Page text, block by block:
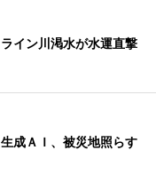
ライン川渇水が水運直撃
生成ＡＩ、被災地照らす